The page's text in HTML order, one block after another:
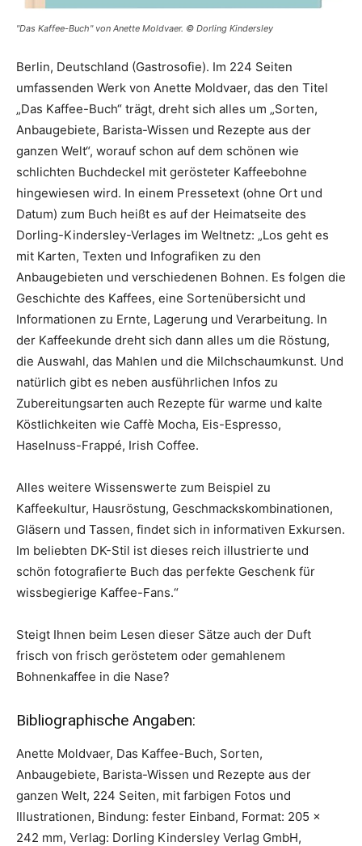
"Das Kaffee-Buch" von Anette Moldvaer. © Dorling Kindersley
Berlin, Deutschland (Gastrosofie). Im 224 Seiten
umfassenden Werk von Anette Moldvaer, das den Titel
„Das Kaffee-Buch“ trägt, dreht sich alles um „Sorten,
Anbaugebiete, Barista-Wissen und Rezepte aus der
ganzen Welt“, worauf schon auf dem schönen wie
schlichten Buchdeckel mit gerösteter Kaffeebohne
hingewiesen wird. In einem Pressetext (ohne Ort und
Datum) zum Buch heißt es auf der Heimatseite des
Dorling-Kindersley-Verlages im Weltnetz: „Los geht es
mit Karten, Texten und Infografiken zu den
Anbaugebieten und verschiedenen Bohnen. Es folgen die
Geschichte des Kaffees, eine Sortenübersicht und
Informationen zu Ernte, Lagerung und Verarbeitung. In
der Kaffeekunde dreht sich dann alles um die Röstung,
die Auswahl, das Mahlen und die Milchschaumkunst. Und
natürlich gibt es neben ausführlichen Infos zu
Zubereitungsarten auch Rezepte für warme und kalte
Köstlichkeiten wie Caffè Mocha, Eis-Espresso,
Haselnuss-Frappé, Irish Coffee.
Alles weitere Wissenswerte zum Beispiel zu
Kaffeekultur, Hausröstung, Geschmackskombinationen,
Gläsern und Tassen, findet sich in informativen Exkursen.
Im beliebten DK-Stil ist dieses reich illustrierte und
schön fotografierte Buch das perfekte Geschenk für
wissbegierige Kaffee-Fans.“
Steigt Ihnen beim Lesen dieser Sätze auch der Duft
frisch von frisch geröstetem oder gemahlenem
Bohnenkaffee in die Nase?
Bibliographische Angaben:
Anette Moldvaer, Das Kaffee-Buch, Sorten,
Anbaugebiete, Barista-Wissen und Rezepte aus der
ganzen Welt, 224 Seiten, mit farbigen Fotos und
Illustrationen, Bindung: fester Einband, Format: 205 x
242 mm, Verlag: Dorling Kindersley Verlag GmbH,